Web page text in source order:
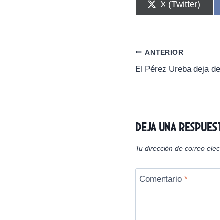
C
o
r
t
i
r
X (Twitter)
Navegación
de
ANTERIOR
El Pérez Ureba deja
Deja una
Tu dirección de correo
Comentario *